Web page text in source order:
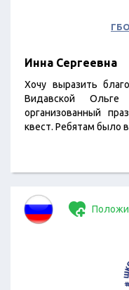
Инна Сергеевна
Хочу выразить
Видавской Ольге
организованный
квест. Ребятам было